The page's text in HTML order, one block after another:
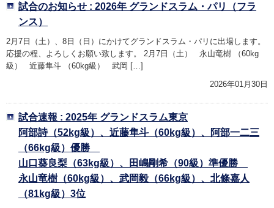
試合のお知らせ : 2026年 グランドスラム・パリ（フラ
ンス）
2月7日（土）、8日（日）にかけてグランドスラム・パリに出場します。
応援の程、よろしくお願い致します。 2月7日（土） 永山竜樹 （60kg
級） 近藤隼斗 （60kg級） 武岡 […]
2026年01月30日
試合速報 : 2025年 グランドスラム東京
阿部詩（52kg級）、近藤隼斗（60kg級）、阿部一二三
（66kg級）優勝
山口葵良梨（63kg級）、田嶋剛希（90級）準優勝
永山竜樹（60kg級）、武岡毅（66kg級）、北條嘉人
（81kg級）3位